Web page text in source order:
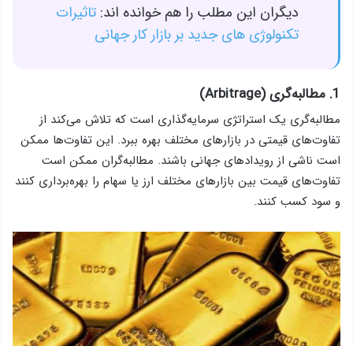
دیگران این مطلب را هم خوانده اند: تاثیرات
تکنولوژی های جدید بر بازار کار جهانی
1. مطالبه‌گری (Arbitrage)
مطالبه‌گری یک استراتژی سرمایه‌گذاری است که تلاش می‌کند از
تفاوت‌های قیمتی در بازارهای مختلف بهره ببرد. این تفاوت‌ها ممکن
است ناشی از رویدادهای جهانی باشند. مطالبه‌گران ممکن است
تفاوت‌های قیمت بین بازارهای مختلف ارز یا سهام را بهره‌برداری کنند
و سود کسب کنند.